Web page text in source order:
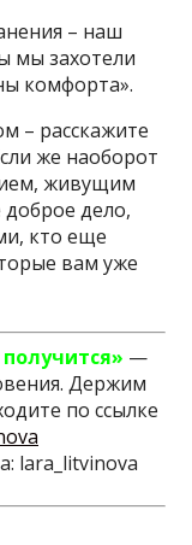
– наш
мы захотели
комфорта».
– расскажите
же наоборот
живущим
дело,
кто еще
вам уже
—
Держим
по ссылке
lara_litvinova